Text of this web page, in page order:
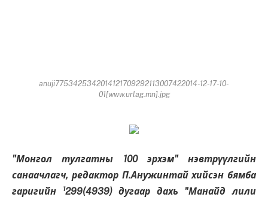
anuji7753425342014121709292113007422014-12-17-10-
01[www.urlag.mn].jpg
"Монгол тулгатны 100 эрхэм" нэвтрүүлгийн
санаачлагч, редактор П.Анужинтай хийсэн бямба
гаригийн ¹299(4939) дугаар дахь "Манайд лили